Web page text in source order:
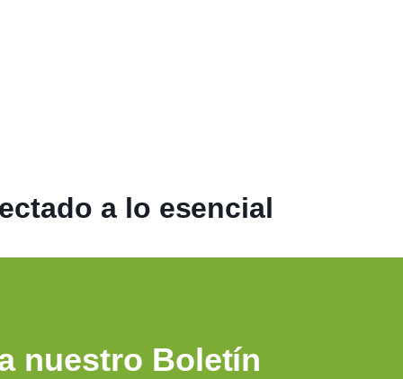
a lo esencial
nuestro Boletín